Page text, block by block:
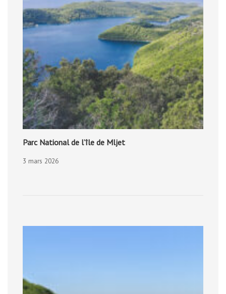
Parc National de l’île de Mljet
3 mars 2026